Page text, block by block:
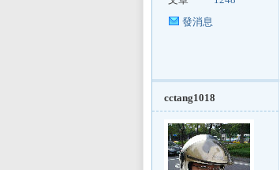
發消息
cctang1018